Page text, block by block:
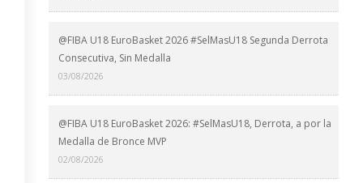
@FIBA U18 EuroBasket 2026 #SelMasU18 Segunda Derrota
Consecutiva, Sin Medalla
03/08/2026
@FIBA U18 EuroBasket 2026: #SelMasU18, Derrota, a por la
Medalla de Bronce MVP
02/08/2026